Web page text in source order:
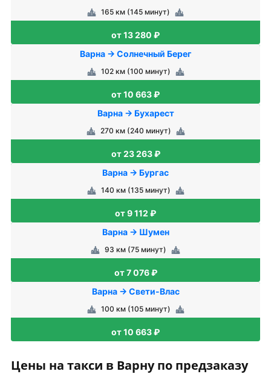
165 км (145 минут)
от 13 280 ₽
Варна → Солнечный Берег
102 км (100 минут)
от 10 663 ₽
Варна → Бухарест
270 км (240 минут)
от 23 263 ₽
Варна → Бургас
140 км (135 минут)
от 9 112 ₽
Варна → Шумен
93 км (75 минут)
от 7 076 ₽
Варна → Свети-Влас
100 км (105 минут)
от 10 663 ₽
Цены на такси в Варну по предзаказу